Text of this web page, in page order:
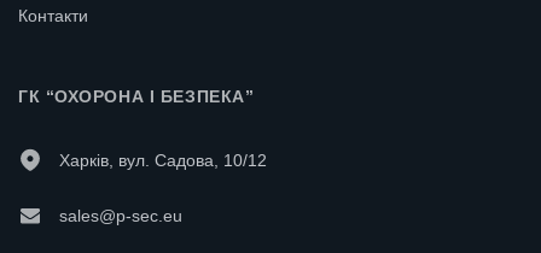
Контакти
ГК “ОХОРОНА І БЕЗПЕКА”
Харків, вул. Садова, 10/12
sales@p-sec.eu